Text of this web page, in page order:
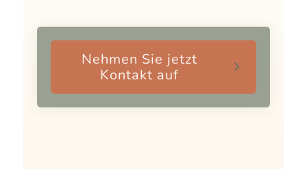
Nehmen Sie jetzt
Kontakt auf